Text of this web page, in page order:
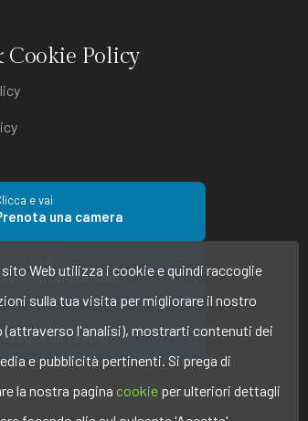
Cookie Policy
e vai
una camera
ombrellone
un tavolo
Web utilizza i cookie e quindi raccoglie
sulla tua visita per migliorare il nostro
(attraverso l'analisi), mostrarti contenuti dei
e pubblicità pertinenti. Si prega di
la nostra pagina cookieper ulteriori dettagli